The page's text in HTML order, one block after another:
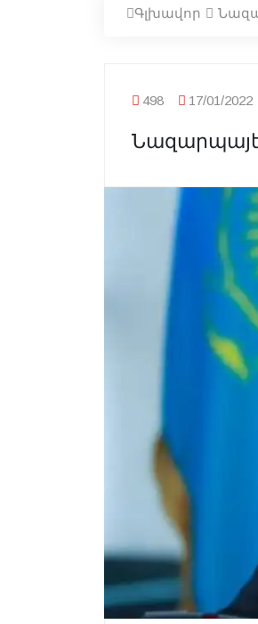
Գլխավոր
498 17/01/2022